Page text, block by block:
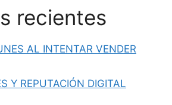
recientes
AL INTENTAR VENDER
Y REPUTACIÓN DIGITAL